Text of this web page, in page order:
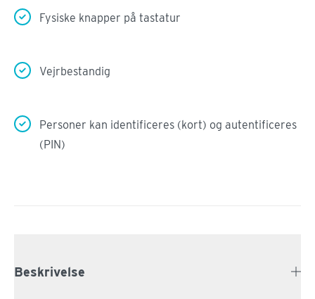
Fysiske knapper på tastatur
Vejrbestandig
Personer kan identificeres (kort) og autentificeres
(PIN)
Beskrivelse